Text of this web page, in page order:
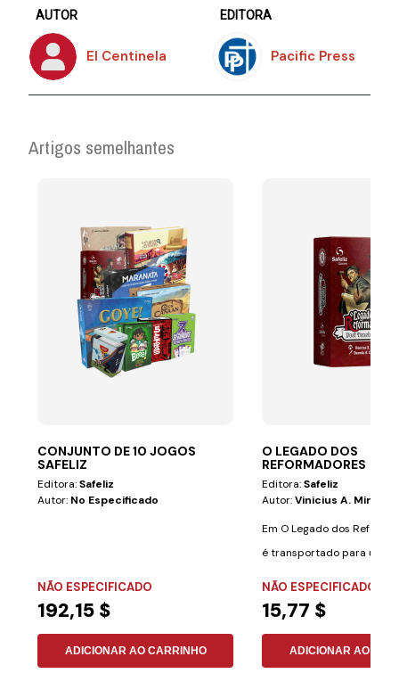
AUTOR
El Centinela
EDITORA
Pacific Press
Artigos semelhantes
CONJUNTO DE 10 JOGOS
SAFELIZ
Editora:Safeliz
Autor: No Especificado
NÃO ESPECIFICADO
192,15 $
ADICIONAR AO CARRINHO
O LEGADO DOS
REFORMADORES
Editora:Safeliz
Autor:Vinicius A. Miranda
Em O Legado dos
é transportado para um
NÃO ESPECIFICADO
15,77 $
ADICIONAR AO